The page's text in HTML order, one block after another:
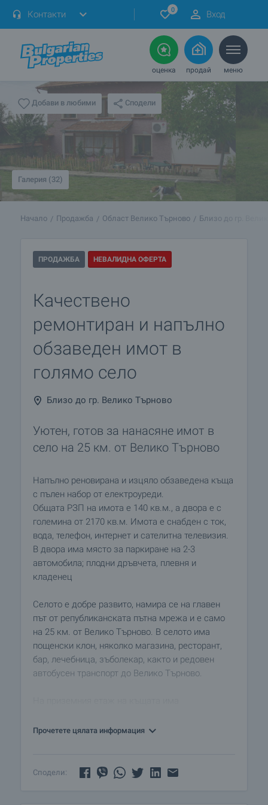
Контакти 0 Вход
оценка продай меню
Добави в любими Сподели
Галерия (32)
Начало Продажба Област Велико Търново Близо до гр.
ПРОДАЖБА НЕВАЛИДНА ОФЕРТА
Качествено
ремонтиран и напълно
обзаведен имот в
голямо село
Близо до гр. Велико Търново
Уютен, готов за нанасяне имот в
село на 25 км. от Велико Търново
Напълно реновирана и изцяло обзаведена къща
с пълен набор от електроуреди.
Общата РЗП на имота е 140 кв.м., а двора е с
големина от 2170 кв.м. Имота е снабден с ток,
вода, телефон, интернет и сателитна телевизия.
В двора има място за паркиране на 2-3
автомобила; плодни дръвчета, плевня и
кладенец
Селото е добре развито, намира се на главен
път от републиканската пътна мрежа и е само
на 25 км. от Велико Търново. В селото има
пощенски клон, няколко магазина, ресторант,
бар, лечебница, зъболекар, както и редовен
автобусен транспорт до Велико Търново.
намираща се в новопостроена пристройка с
съдомиялна машина, хладилник, камина. По
Прочетете цялата информация
Сподели: